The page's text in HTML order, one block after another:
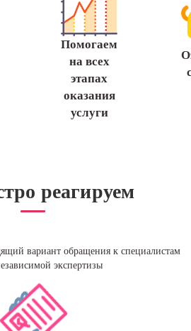
Помогаем
на всех
этапах
оказания
услуги
реагируем
вариант обращения к специалистам
экспертизы